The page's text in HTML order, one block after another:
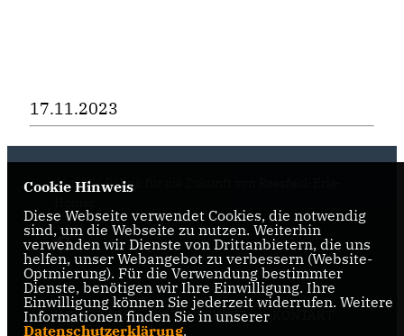
17.11.2023
Aktuelle Politik für die Zukunft von Raesfeld-Erle-
IMPRESSUM DATENSCHUTZ
Cookie Hinweis
Diese Webseite verwendet Cookies, die notwendig
sind, um die Webseite zu nutzen. Weiterhin
verwenden wir Dienste von Drittanbietern, die uns
helfen, unser Webangebot zu verbessern (Website-
Optmierung). Für die Verwendung bestimmter
Dienste, benötigen wir Ihre Einwilligung. Ihre
Einwilligung können Sie jederzeit widerrufen. Weitere
Informationen finden Sie in unserer
Datenschutzerklärung.